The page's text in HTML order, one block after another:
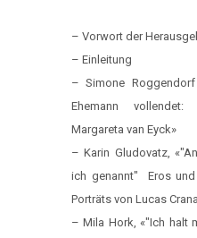
– Vorwort der
– Einleitung
– Simone
Ehemann
Margareta van Eyck»
– Karin Gludovatz,
ich genannt" ­ Eros
Porträts von Lucas
– Mila Hork, «"Ich halt